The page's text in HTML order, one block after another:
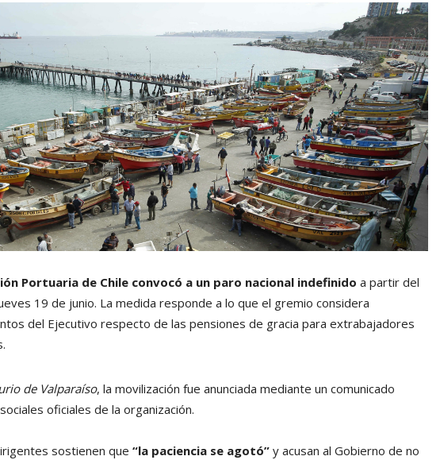
Portuaria de Chile convocó a un paro nacional indefinido a partir del
19 de junio. La medida responde a lo que el gremio considera
del Ejecutivo respecto de las pensiones de gracia para extrabajadores
de Valparaíso, la movilización fue anunciada mediante un comunicado
oficiales de la organización.
sostienen que “la paciencia se agotó” y acusan al Gobierno de no